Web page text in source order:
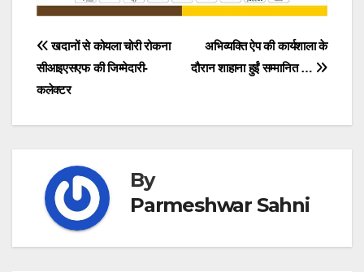
Post
navigation
अभिव्यक्ति ऐप की कार्यशाला के
दौरान शाहाना हुईं सम्मानित …
खदानों से कोयला चोरी रोकना
सीआइएसएफ की जिम्मेदारी-
कलेक्टर
By
Parmeshwar Sahni